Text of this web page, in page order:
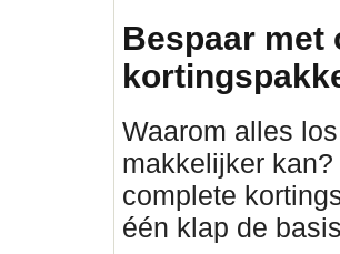
Bespaar met
Waarom alles
makkelijker
complete
één klap de